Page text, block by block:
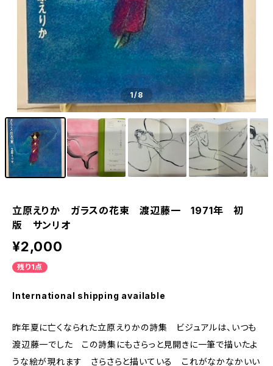
1/8
立原えりか ガラスの花束 渡辺藤一 1971年 初
版 サンリオ
¥2,000
残り1点
International shipping available
昨年夏に亡くなられた立原えりかの詩集 ビジュアルは、いつも
渡辺藤一でした この詩集にもさらっと見開きに一筆で描いたよ
うな絵が現れます さらさらと描いている これがなかなかいい